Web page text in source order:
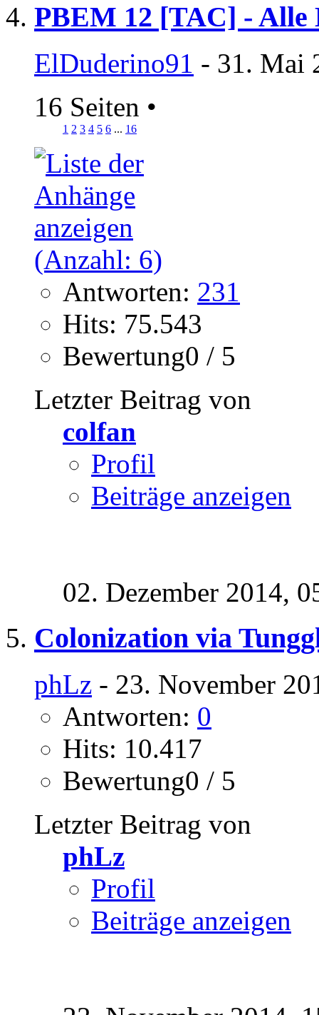
PBEM 12 [TAC] -
ElDuderino91 - 31. Mai
16 Seiten •
1 2 3 4 5 6 ... 16
Antworten: 231
Hits: 75.543
Bewertung0 / 5
Letzter Beitrag von
colfan
Profil
Beiträge anzeigen
02. Dezember 2014,
Colonization via
phLz - 23. November
Antworten: 0
Hits: 10.417
Bewertung0 / 5
Letzter Beitrag von
phLz
Profil
Beiträge anzeigen